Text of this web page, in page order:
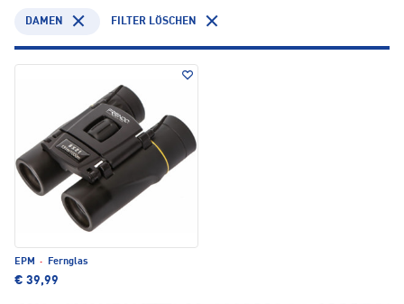
DAMEN FILTER LÖSCHEN
EPM · Fernglas
€ 39,99